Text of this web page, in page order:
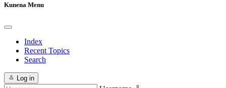
Kunena Menu
Index
Recent Topics
Search
Log in